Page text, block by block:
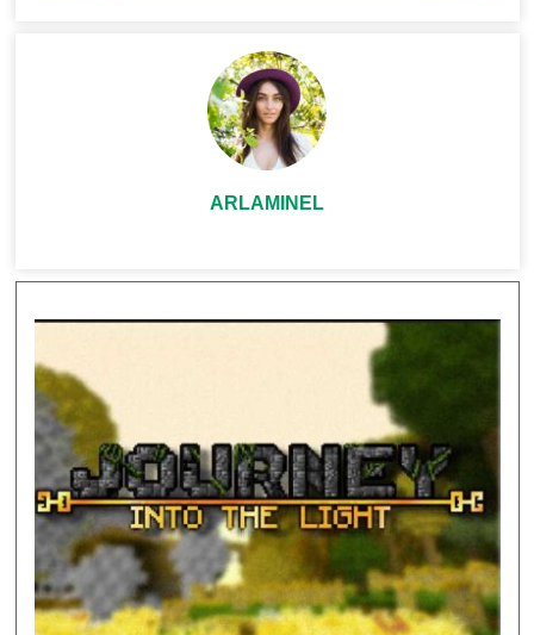
напоминать о ваших преступлениях.
Как заработать очки:
за выполнение квестов (например,
библиотекаря).
за убийство мобов, атакующих NPC.
+1 очко за первое взаимодействие с NPC.
Как потерять:
-10 очковза убийство NPC.
-5 очковза удар NPC.
ARLAMINEL